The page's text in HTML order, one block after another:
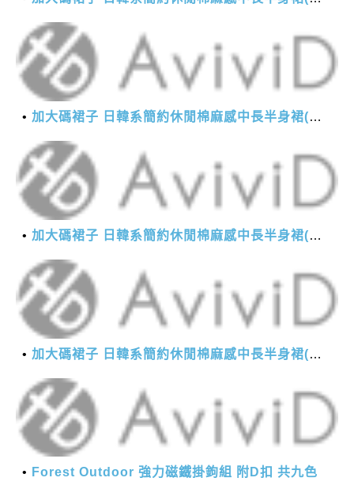
加大碼裙子 日韓系簡約休閒棉麻感中長半身裙(M-2XL)【XMS54038】＊艾美時尚(現+預)
加大碼裙子 日韓系簡約休閒棉麻感中長半身裙(M-2XL)【XMS54038】＊艾美時尚(現+預)
加大碼裙子 日韓系簡約休閒棉麻感中長半身裙(M-2XL)【XMS54038】＊艾美時尚(現+預)
Forest Outdoor 強力磁鐵掛鉤組 附D扣 共九色